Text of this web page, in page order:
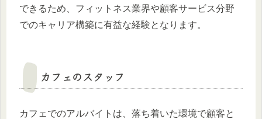
できるため、フィットネス業界や顧客サービス分野
でのキャリア構築に有益な経験となります。
カフェのスタッフ
カフェでのアルバイトは、落ち着いた環境で顧客と